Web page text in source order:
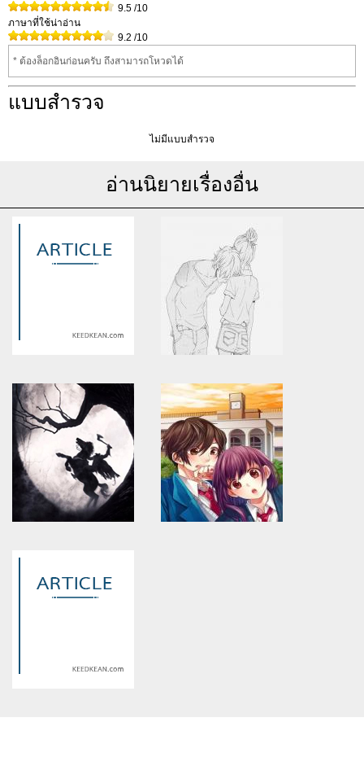
9.5 /10
ภาษาที่ใช้น่าอ่าน
9.2 /10
* ต้องล็อกอินก่อนครับ ถึงสามารถโหวดได้
แบบสำรวจ
ไม่มีแบบสำรวจ
อ่านนิยายเรื่องอื่น
Warning: Use of undefined
constant article_topic -
assumed 'article_topic' (this
will throw an Error in a future
version of PHP) in
/home/keedkean/domains/keedkean.com/public_html/include/article/
on line534
ความรักและเสียงเพลง
Warning: Use of undefined
constant article_topic -
assumed 'article_topic' (this
will throw an Error in a future
version of PHP) in
/home/keedkean/domains/
on line534
หวานใจนายซุปตาร์
assumed 'article_topic' (this
will throw an Error in a future